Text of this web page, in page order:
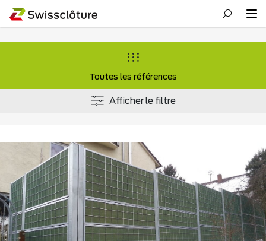
Toutes les références
Afficher le filtre